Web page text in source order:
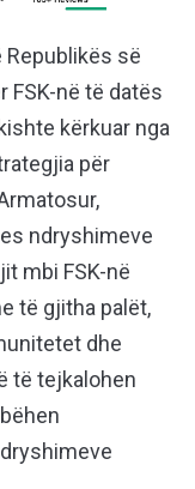
Republikës së
FSK-në të datës
kërkuar nga
për
ndryshimeve
mbi FSK-në
të gjitha palët,
dhe
të tejkalohen